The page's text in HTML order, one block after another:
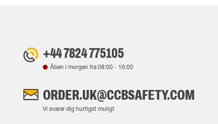
+44 7824 775105
Åben i morgen fra08:00 - 16:00
ORDER.UK@CCBSAFETY.COM
Vi svarer dig hurtigst muligt